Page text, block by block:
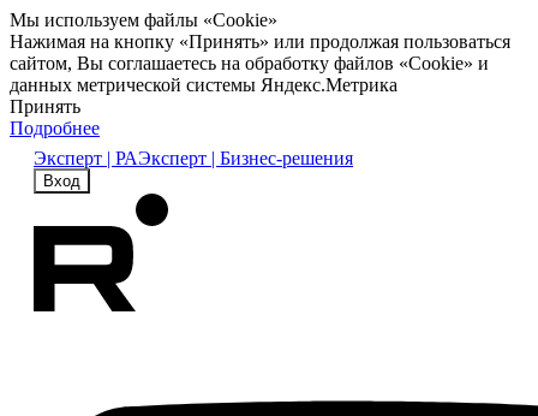
Мы используем файлы «Cookie»
Нажимая на кнопку «Принять» или продолжая пользоваться
сайтом, Вы соглашаетесь на обработку файлов «Cookie» и
данных метрической системы Яндекс.Метрика
Принять
Подробнее
Эксперт | РАЭксперт | Бизнес-решения
Вход